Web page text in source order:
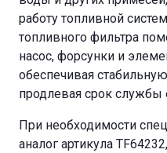
работу топливной
топливного фильтра
насос, форсунки и
обеспечивая
продлевая срок службы
При необходимости
аналог артикула